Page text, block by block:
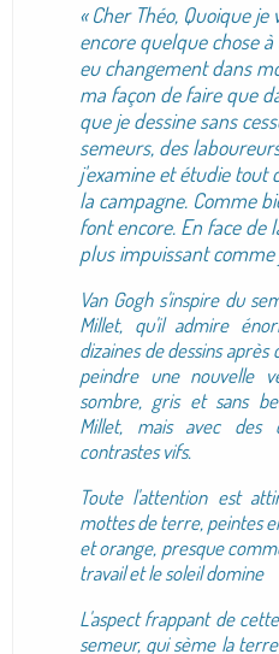
«Cher Théo, Quoique
encore quelque chose
eu changement dans
ma façon de faire que
que je dessine sans
semeurs, des
j'examine et étudie tout
la campagne. Comme
font encore. En face de
plus impuissant comme
Van Gogh s'inspire du
Millet, qu'il admire
dizaines de dessins
peindre une nouvelle
sombre, gris et sans
Millet, mais avec des
contrastes vifs.
Toute l'attention est
mottes de terre, peintes
et orange, presque
travail et le soleil domine
L'aspect frappant de
semeur, qui sème la